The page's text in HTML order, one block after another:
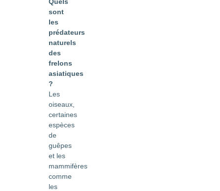
sont
les
prédateurs
naturels
des
frelons
asiatiques
?
Les
oiseaux,
certaines
espèces
de
guêpes
et les
mammifères
comme
les